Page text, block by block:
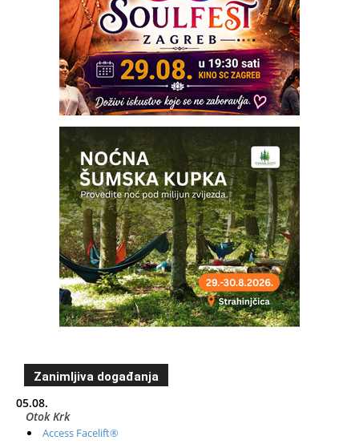
Zanimljiva događanja
05.08.
Otok Krk
Access Facelift®